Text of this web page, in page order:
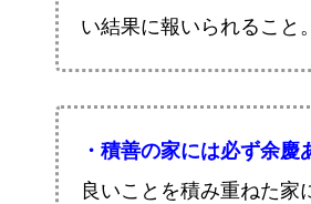
い結果に報いられること。
・積善の家には必ず余慶
良いことを積み重ねた家